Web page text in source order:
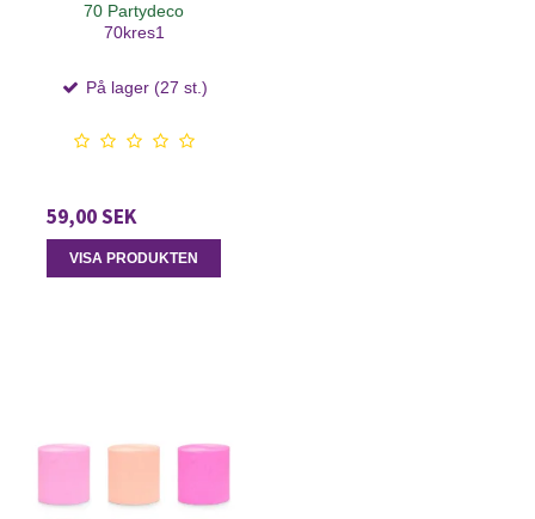
70 Partydeco
70kres1
På lager (27 st.)
59,00 SEK
VISA PRODUKTEN